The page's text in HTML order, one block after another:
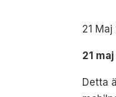
21 Maj
21
Detta